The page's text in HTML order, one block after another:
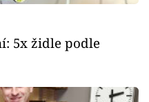
5x židle podle